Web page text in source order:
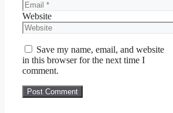
Website
Save my name, email, and website
in this browser for the next time I
comment.